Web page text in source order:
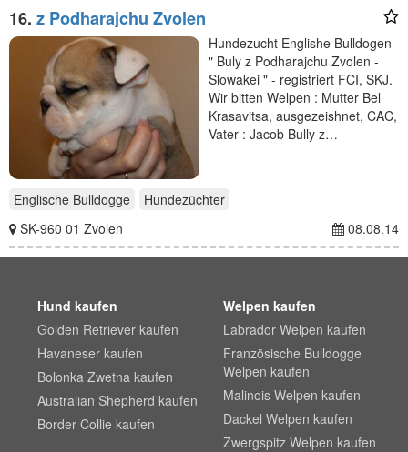
16. z Podharajchu Zvolen
Hundezucht Englishe Bulldogen
" Buly z Podharajchu Zvolen -
Slowakei " - registriert FCI, SKJ.
Wir bitten Welpen : Mutter Bel
Krasavitsa, ausgezeishnet, CAC,
Vater : Jacob Bully z…
Englische Bulldogge
Hundezüchter
SK-960 01 Zvolen
08.08.14
Hund kaufen
Golden Retriever kaufen
Havaneser kaufen
Bolonka Zwetna kaufen
Australian Shepherd kaufen
Border Collie kaufen
Welpen kaufen
Labrador Welpen kaufen
Französische Bulldogge
Welpen kaufen
Malinois Welpen kaufen
Dackel Welpen kaufen
Zwergspitz Welpen kaufen